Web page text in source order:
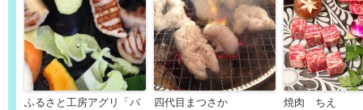
ふるさと工房アグリ「バ 四代目まつさか 焼肉 ちえ